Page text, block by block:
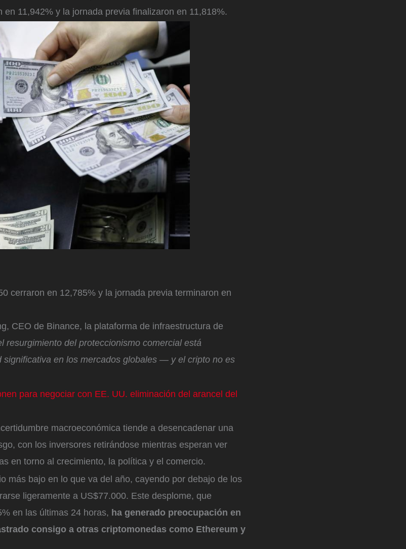
en 11,942% y la jornada previa finalizaron en 11,818%.
cerraron en 12,785% y la jornada previa terminaron en
CEO de Binance, la plataforma de infraestructura de
resurgimiento del proteccionismo comercial está
significativa en los mercados globales — y el cripto no es
para negociar con EE. UU. eliminación del arancel del
macroeconómica tiende a desencadenar una
con los inversores retirándose mientras esperan ver
en torno al crecimiento, la política y el comercio.
más bajo en lo que va del año, cayendo por debajo de los
ligeramente a US$77.000. Este desplome, que
en las últimas 24 horas, ha generado preocupación en
consigo a otras criptomonedas como Ethereum y